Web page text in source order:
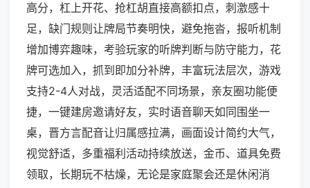
高分，杠上开花、抢杠胡直接高额扣点，刺激感十
足，缺门规则让牌局节奏明快，避免拖沓，报听机制
增加博弈趣味，考验玩家的听牌判断与防守能力，花
牌可选加入，抓到即加分补牌，丰富玩法层次，游戏
支持2-4人对战，灵活适配不同场景，亲友圈功能便
捷，一键建房邀请好友，实时语音聊天如同围坐一
桌，晋方言配音让归属感拉满，画面设计简约大气，
视觉舒适，多重福利活动持续放送，金币、道具免费
领取，长期玩不枯燥，无论是家庭聚会还是休闲消